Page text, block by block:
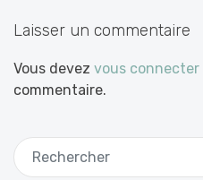
Laisser un commentaire
Vous devez vous connecter
commentaire.